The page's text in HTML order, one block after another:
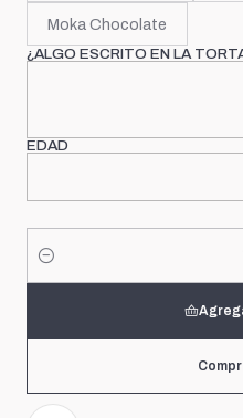
Moka Chocolate
¿ALGO ESCRITO EN LA
EDAD
Cantidad